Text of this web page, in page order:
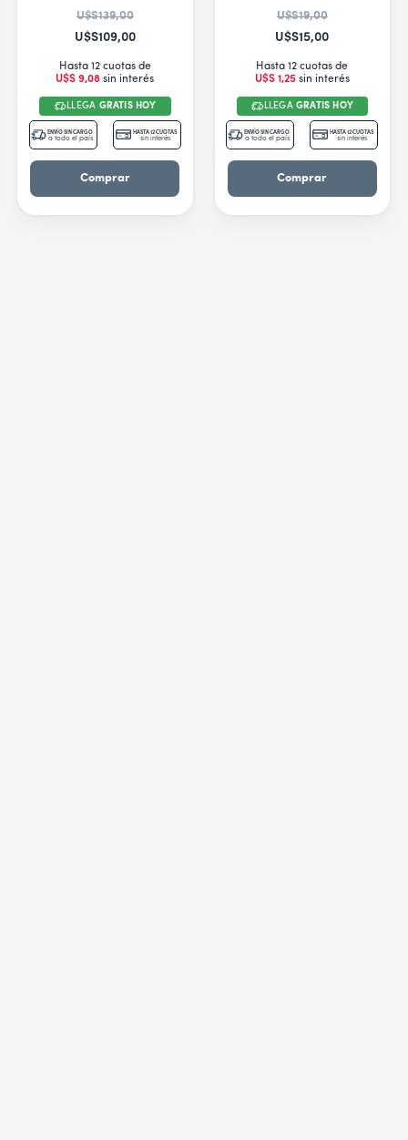
U$S139,00
U$S109,00
Hasta 12 cuotas de
U$S 9,08 sin interés
LLEGA GRATIS HOY
ENVÍO SIN CARGO
a todo el país
HASTA 12 CUOTAS
sin interés
Comprar
U$S19,00
U$S15,00
Hasta 12 cuotas de
U$S 1,25sin interés
LLEGAGRATIS HOY
ENVÍO SIN CARGO
a todo el país
HASTA 12 CUOTAS
sin interés
Comprar